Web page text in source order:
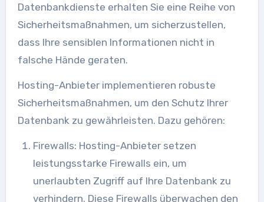
Datenbankdienste erhalten Sie eine Reihe von
Sicherheitsmaßnahmen, um sicherzustellen,
dass Ihre sensiblen Informationen nicht in
falsche Hände geraten.
Hosting-Anbieter implementieren robuste
Sicherheitsmaßnahmen, um den Schutz Ihrer
Datenbank zu gewährleisten. Dazu gehören:
Firewalls: Hosting-Anbieter setzen
leistungsstarke Firewalls ein, um
unerlaubten Zugriff auf Ihre Datenbank zu
verhindern. Diese Firewalls überwachen den